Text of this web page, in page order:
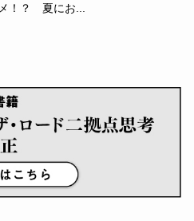
メ！？ 夏にお...